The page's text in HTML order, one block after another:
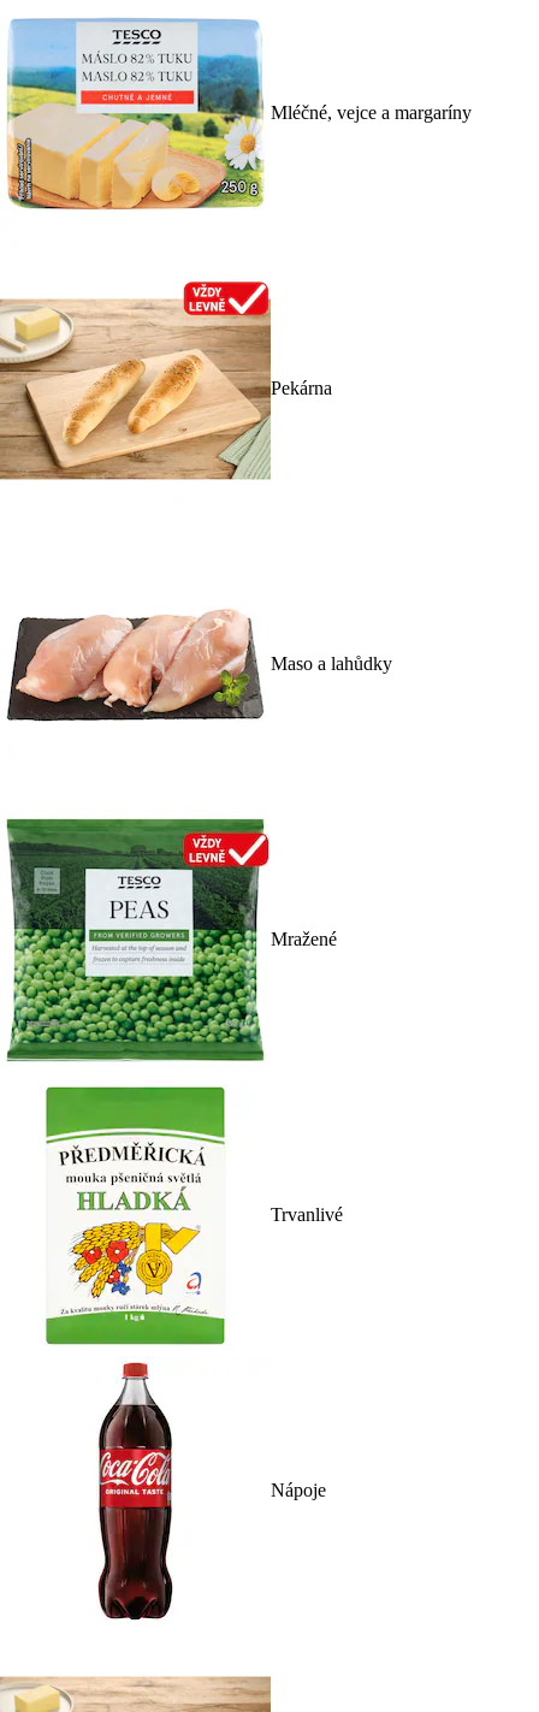
Mléčné, vejce a margaríny
Pekárna
Maso a lahůdky
Mražené
Trvanlivé
Nápoje